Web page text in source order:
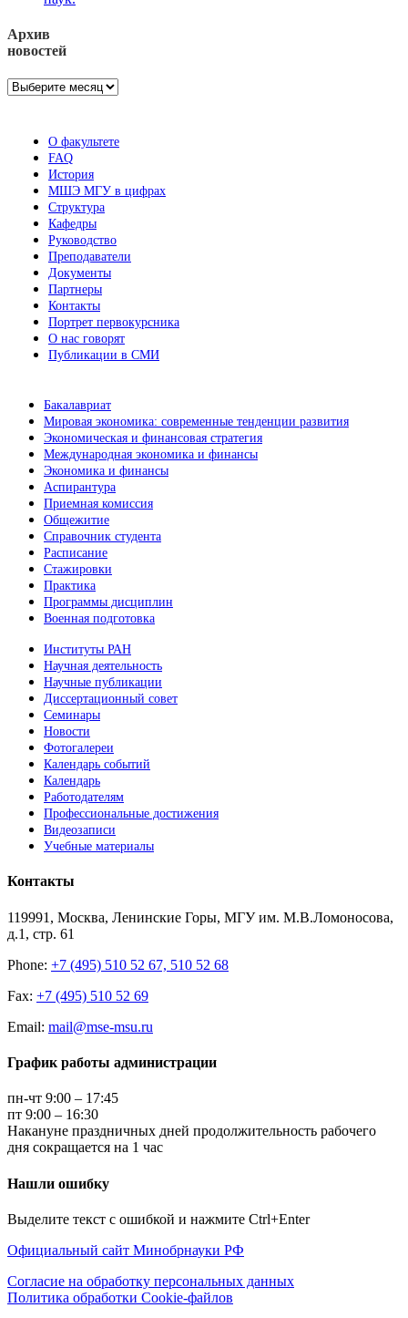
Архив
новостей
Архив
О факультете
FAQ
История
МШЭ МГУ в цифрах
Структура
Кафедры
Руководство
Преподаватели
Документы
Партнеры
Контакты
Портрет первокурсника
О нас говорят
Публикации в СМИ
Бакалавриат
Мировая экономика: современные тенденции развития
Экономическая и финансовая стратегия
Международная экономика и финансы
Экономика и финансы
Аспирантура
Приемная комиссия
Общежитие
Справочник студента
Расписание
Стажировки
Практика
Программы дисциплин
Военная подготовка
Институты РАН
Научная деятельность
Научные публикации
Диссертационный совет
Семинары
Новости
Фотогалереи
Календарь событий
Календарь
Работодателям
Профессиональные достижения
Видеозаписи
Учебные материалы
Контакты
119991, Москва, Ленинские Горы, МГУ им. М.В.Ломоносова,
д.1, стр. 61
Phone: +7 (495) 510 52 67, 510 52 68
Fax: +7 (495) 510 52 69
Email: mail@mse-msu.ru
График работы администрации
пн-чт 9:00 – 17:45
пт 9:00 – 16:30
Накануне праздничных дней продолжительность рабочего
дня сокращается на 1 час
Нашли ошибку
Выделите текст с ошибкой и нажмите Ctrl+Enter
Официальный сайт Минобрнауки РФ
Согласие на обработку персональных данных
Политика обработки Cookie-файлов